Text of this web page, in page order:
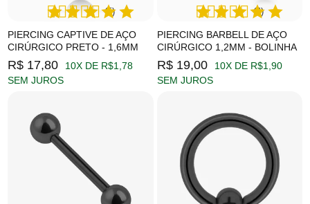
PIERCING CAPTIVE DE AÇO
CIRÚRGICO PRETO - 1,6MM
(5)
R$ 17,80
10X DE R$1,78
SEM JUROS
PIERCING BARBELL DE AÇO
CIRÚRGICO 1,2MM - BOLINHA
(4)
R$ 19,00
10X DE R$1,90
SEM JUROS